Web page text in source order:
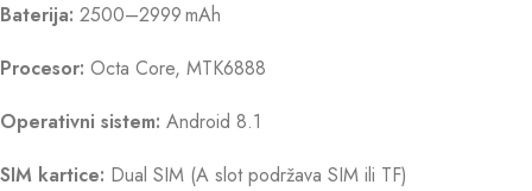
Baterija: 2500–2999 mAh
Procesor: Octa Core, MTK6888
Operativni sistem: Android 8.1
SIM kartice: Dual SIM (A slot podržava SIM ili TF)